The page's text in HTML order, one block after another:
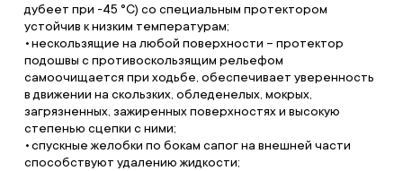
дубеет при -45 °C) со специальным протектором
устойчив к низким температурам;
нескользящие на любой поверхности – протектор
подошвы с противоскользящим рельефом
самоочищается при ходьбе, обеспечивает уверенность
в движении на скользких, обледенелых, мокрых,
загрязненных, зажиренных поверхностях и высокую
степенью сцепки с ними;
спускные желобки по бокам сапог на внешней части
способствуют удалению жидкости;